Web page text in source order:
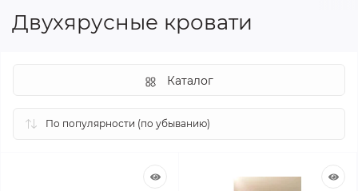
Двухярусные кровати
Каталог